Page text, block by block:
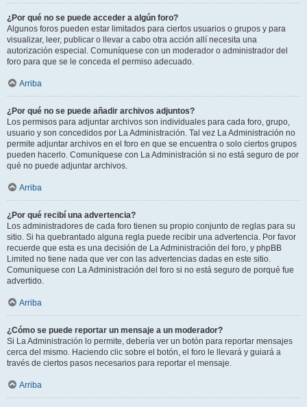
¿Por qué no se puede acceder a algún foro?
Algunos foros pueden estar limitados para ciertos usuarios o grupos y para
visualizar, leer, publicar o llevar a cabo otra acción allí necesita una
autorización especial. Comuníquese con un moderador o administrador del
foro para que se le conceda el permiso adecuado.
Arriba
¿Por qué no se puede añadir archivos adjuntos?
Los permisos para adjuntar archivos son individuales para cada foro, grupo,
usuario y son concedidos por La Administración. Tal vez La Administración no
permite adjuntar archivos en el foro en que se encuentra o solo ciertos grupos
pueden hacerlo. Comuníquese con La Administración si no está seguro de por
qué no puede adjuntar archivos.
Arriba
¿Por qué recibí una advertencia?
Los administradores de cada foro tienen su propio conjunto de reglas para su
sitio. Si ha quebrantado alguna regla puede recibir una advertencia. Por favor
recuerde que esta es una decisión de La Administración del foro, y phpBB
Limited no tiene nada que ver con las advertencias dadas en este sitio.
Comuníquese con La Administración del foro si no está seguro de porqué fue
advertido.
Arriba
¿Cómo se puede reportar un mensaje a un moderador?
Si La Administración lo permite, debería ver un botón para reportar mensajes
cerca del mismo. Haciendo clic sobre el botón, el foro le llevará y guiará a
través de ciertos pasos necesarios para reportar el mensaje.
Arriba